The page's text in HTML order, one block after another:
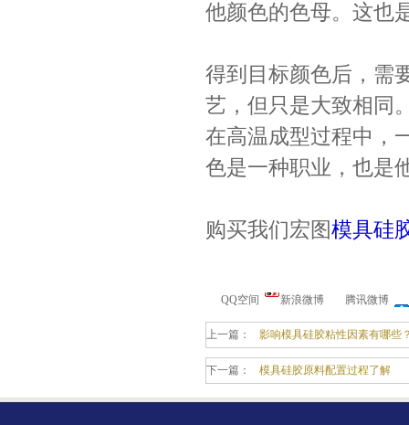
他颜色的色母。这也
得到目标颜色后，需
艺，但只是大致相同
在高温成型过程中，
色是一种职业，也是
购买我们宏图模具硅
QQ空间 新浪微博 腾讯微博
上一篇： 影响模具硅胶粘性因素有哪些
下一篇： 模具硅胶原料配置过程了解